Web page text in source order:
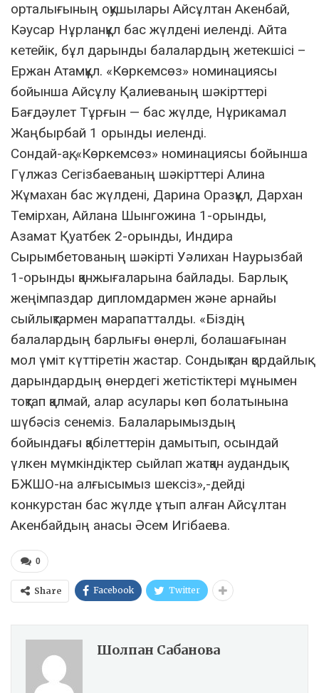
орталығының оқушылары Айсұлтан Акенбай,
Кәусар Нұрланқұл бас жүлдені иеленді. Айта
кетейік, бұл дарынды балалардың жетекшісі –
Ержан Атамқұл. «Көркемсөз» номинациясы
бойынша Айсұлу Қалиеваның шәкірттері
Бағдәулет Тұрғын — бас жүлде, Нұрикамал
Жаңбырбай 1 орынды иеленді.
Сондай-ақ, «Көркемсөз» номинациясы бойынша
Гүлжаз Сегізбаеваның шәкірттері Алина
Жұмахан бас жүлдені, Дарина Оразқұл, Дархан
Темірхан, Айлана Шынгожина 1-орынды,
Азамат Қуатбек 2-орынды, Индира
Сырымбетованың шәкірті Уәлихан Наурызбай
1-орынды қанжығаларына байлады. Барлық
жеңімпаздар дипломдармен және арнайы
сыйлықтармен марапатталды. «Біздің
балалардың барлығы өнерлі, болашағынан
мол үміт күттіретін жастар. Сондықтан қордайлық
дарындардың өнердегі жетістіктері мұнымен
тоқтап қалмай, алар асулары көп болатынына
шүбәсіз сенеміз. Балаларымыздың
бойындағы қабілеттерін дамытып, осындай
үлкен мүмкіндіктер сыйлап жатқан аудандық
БЖШО-на алғысымыз шексіз»,-дейді
конкурстан бас жүлде ұтып алған Айсұлтан
Акенбайдың анасы Әсем Игібаева.
0
Share Facebook Twitter
Шолпан Сабанова